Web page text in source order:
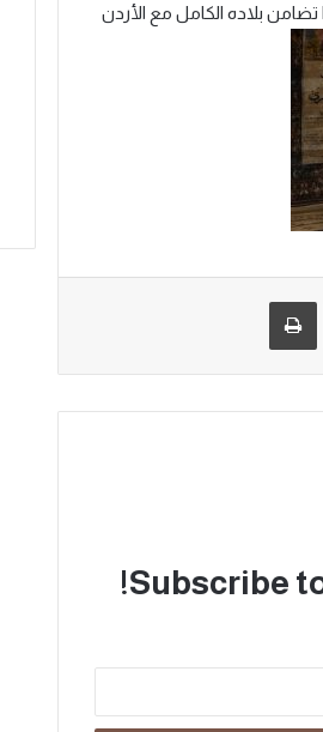
بلاده الكامل مع الأردن
Subscribe